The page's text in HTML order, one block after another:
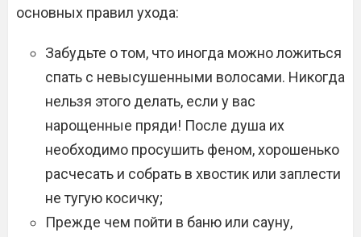
основных правил ухода:
Забудьте о том, что иногда можно ложиться
спать с невысушенными волосами. Никогда
нельзя этого делать, если у вас
нарощенные пряди! После душа их
необходимо просушить феном, хорошенько
расчесать и собрать в хвостик или заплести
не тугую косичку;
Прежде чем пойти в баню или сауну,